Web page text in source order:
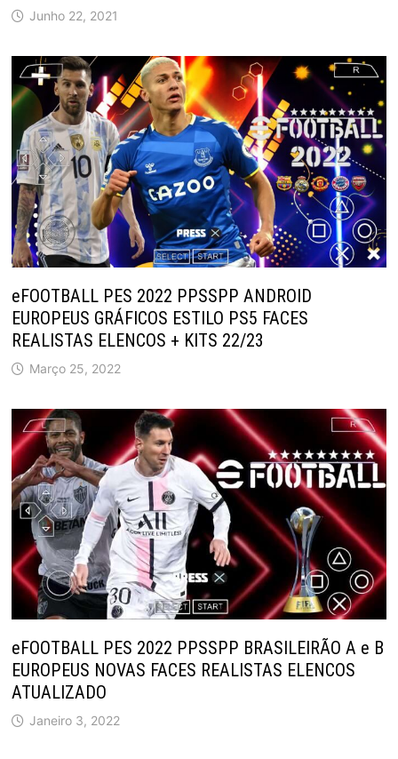
Junho 22, 2021
eFOOTBALL PES 2022 PPSSPP ANDROID
EUROPEUS GRÁFICOS ESTILO PS5 FACES
REALISTAS ELENCOS + KITS 22/23
Março 25, 2022
eFOOTBALL PES 2022 PPSSPP BRASILEIRÃO A e B
EUROPEUS NOVAS FACES REALISTAS ELENCOS
ATUALIZADO
Janeiro 3, 2022